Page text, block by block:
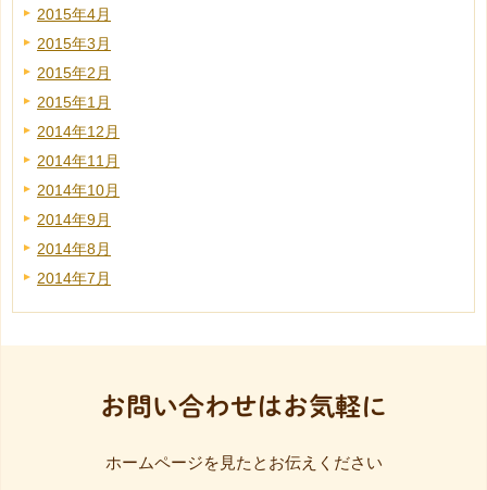
2015年4月
2015年3月
2015年2月
2015年1月
2014年12月
2014年11月
2014年10月
2014年9月
2014年8月
2014年7月
お問い合わせはお気軽に
ホームページを見たとお伝えください